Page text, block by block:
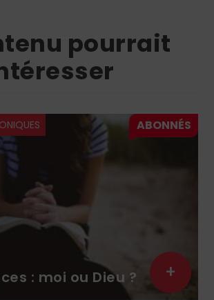
pourrait
: moi ou Dieu ? +